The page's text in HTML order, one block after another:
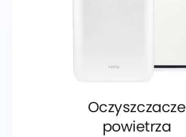
Oczyszczacze
powietrza